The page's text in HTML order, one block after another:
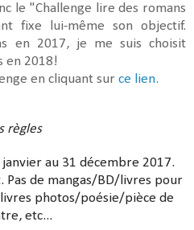
le "Challenge lire des romans
fixe lui-même son objectif.
en 2017, je me suis choisit
en 2018!
en cliquant sur ce lien.
règles
au 31 décembre 2017.
Pas de mangas/BD/livres pour
photos/poésie/pièce de
etc...